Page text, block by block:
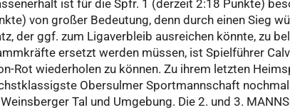
ist für die Spfr. 1 (derzeit 2:18 Punkte)
von großer Bedeutung, denn durch einen Sieg
der ggf. zum Ligaverbleib ausreichen könnte, zu
ersetzt werden müssen, ist Spielführer
Rot wiederholen zu können. Zu ihrem letzten
Obersulmer Sportmannschaft
Tal und Umgebung. Die 2. und 3.